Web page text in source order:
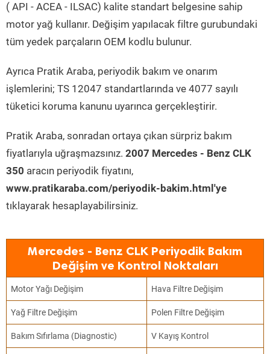
( API - ACEA - ILSAC) kalite standart belgesine sahip
motor yağ kullanır. Değişim yapılacak filtre gurubundaki
tüm yedek parçaların OEM kodlu bulunur.
Ayrıca Pratik Araba, periyodik bakım ve onarım
işlemlerini; TS 12047 standartlarında ve 4077 sayılı
tüketici koruma kanunu uyarınca gerçekleştirir.
Pratik Araba, sonradan ortaya çıkan sürpriz bakım
fiyatlarıyla uğraşmazsınız. 2007 Mercedes - Benz CLK
350 aracın periyodik fiyatını,
www.pratikaraba.com/periyodik-bakim.html'ye
tıklayarak hesaplayabilirsiniz.
Mercedes - Benz CLK Periyodik Bakım
Değişim ve Kontrol Noktaları
Motor Yağı Değişim Hava Filtre Değişim
Yağ Filtre Değişim Polen Filtre Değişim
Bakım Sıfırlama (Diagnostic) V Kayış Kontrol